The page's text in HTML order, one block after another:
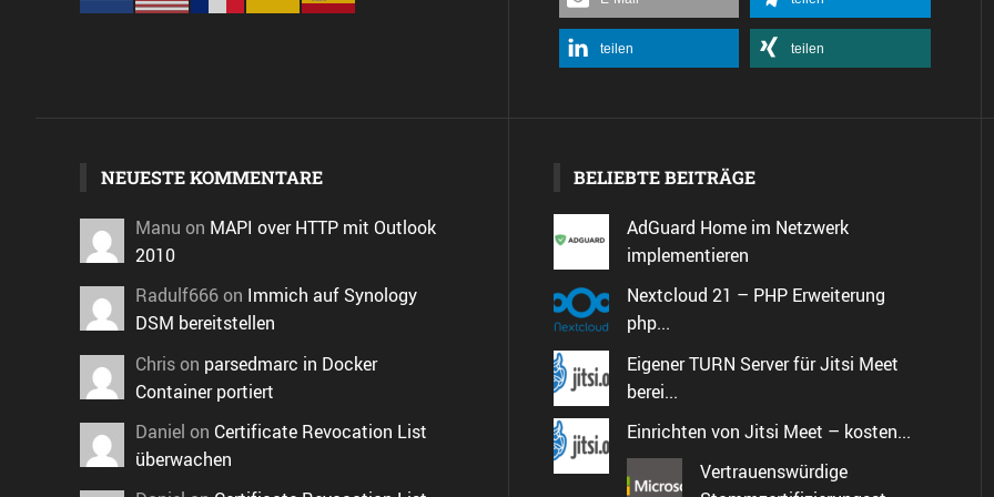
teilen teilen
NEUESTE KOMMENTARE
Manu on MAPI over HTTP mit Outlook
2010
Radulf666on Immich auf Synology
DSM bereitstellen
Chrison parsedmarc in Docker
Container portiert
Daniel on Certificate Revocation List
überwachen
BELIEBTE BEITRÄGE
AdGuard Home im Netzwerk
implementieren
Nextcloud 21 – PHP Erweiterung
php...
Eigener TURN Server für Jitsi Meet
berei...
Einrichten von Jitsi Meet – kosten...
Vertrauenswürdige